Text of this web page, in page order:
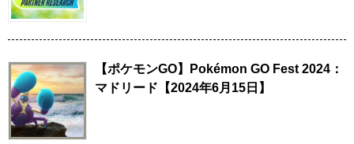
【ポケモンGO】Pokémon GO Fest 2024：
マドリード【2024年6月15日】